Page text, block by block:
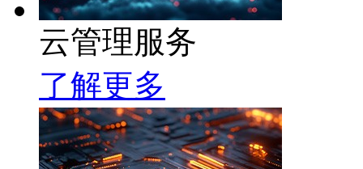
云管理服务
了解更多